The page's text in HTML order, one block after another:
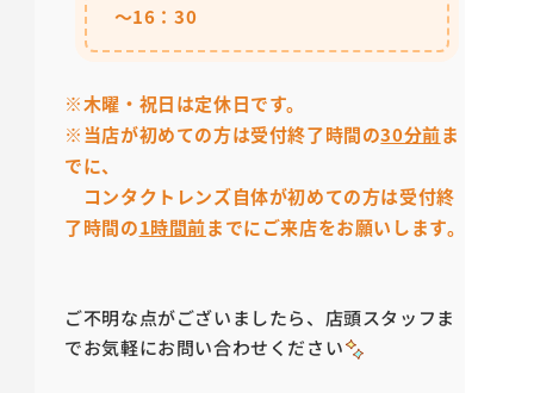
～16：30
※木曜・祝日は定休日です。
※当店が初めての方は受付終了時間の30分前ま
でに、
コンタクトレンズ自体が初めての方は受付終
了時間の1時間前までにご来店をお願いします。
ご不明な点がございましたら、店頭スタッフま
でお気軽にお問い合わせください